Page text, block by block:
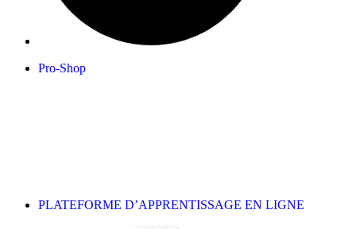
Pro-Shop
PLATEFORME D’APPRENTISSAGE EN LIGNE